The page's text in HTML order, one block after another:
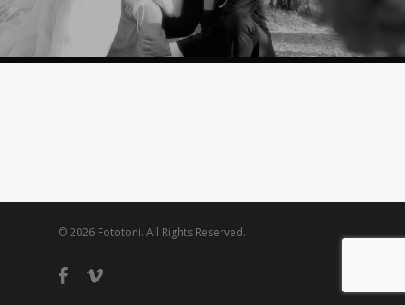
© 2026 Fototoni. All Rights Reserved.
facebook
vimeo